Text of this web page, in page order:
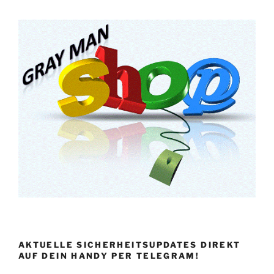
AKTUELLE SICHERHEITSUPDATES DIREKT
AUF DEIN HANDY PER TELEGRAM!